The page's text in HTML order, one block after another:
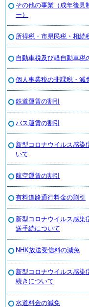
その他の事業（成年後見
ー）
所得税・市県民税・相続
自動車税及び軽自動車税
個人事業税の非課税・減
鉄道運賃の割引
バス運賃の割引
新型コロナウイルス感染
いて
航空運賃の割引
有料道路通行料金の割引
新型コロナウイルス感染
送手続について
NHK放送受信料の減免
新型コロナウイルス感染
続きについて
水道料金の減免